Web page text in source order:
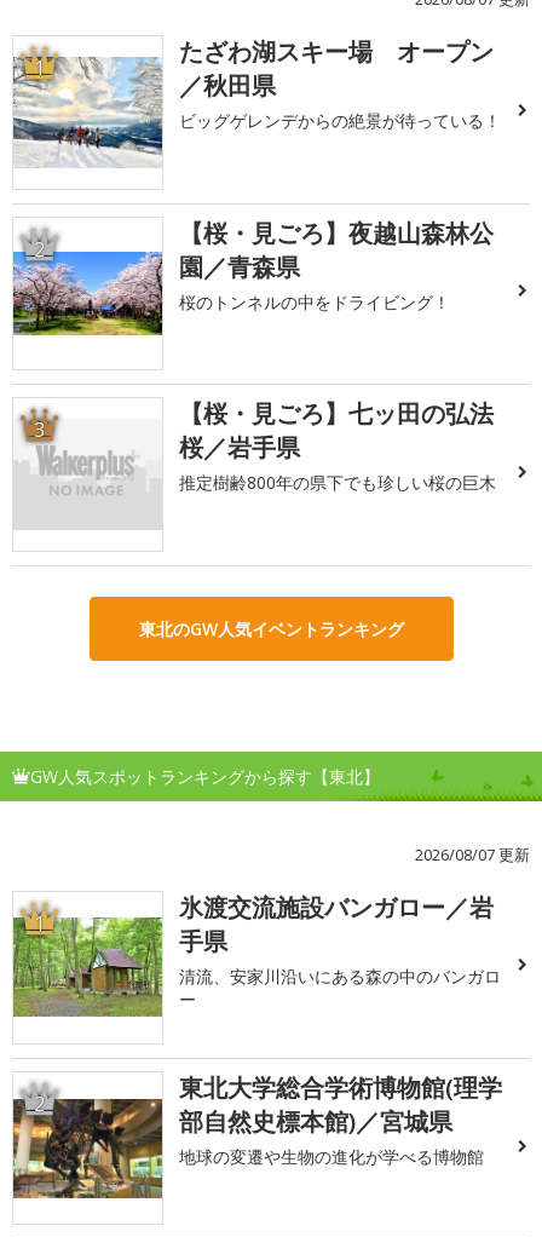
1
たざわ湖スキー場 オープン
／秋田県
ビッグゲレンデからの絶景が待っている！
2
【桜・見ごろ】夜越山森林公
園／青森県
桜のトンネルの中をドライビング！
3
【桜・見ごろ】七ッ田の弘法
桜／岩手県
推定樹齢800年の県下でも珍しい桜の巨木
東北のGW人気イベントランキング
GW人気スポットランキングから探す【東北】
2026/08/07 更新
1
氷渡交流施設バンガロー／岩
手県
清流、安家川沿いにある森の中のバンガロ
ー
2
東北大学総合学術博物館(理学
部自然史標本館)／宮城県
地球の変遷や生物の進化が学べる博物館